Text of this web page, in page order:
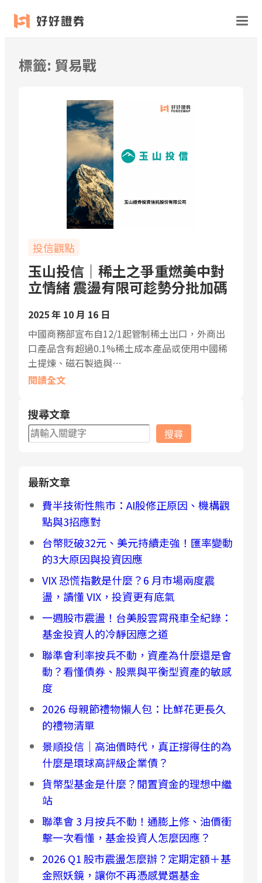
跳
至
標籤: 貿易戰
投信觀點
玉山投信｜稀土之爭重燃美中對
立情緒 震盪有限可趁勢分批加碼
2025 年 10 月 16 日
中國商務部宣布自12/1起管制稀土出口，外商出
口產品含有超過0.1%稀土成本產品或使用中國稀
土提煉、磁石製造與…
閱讀全文
搜尋文章
搜
尋
搜尋
最新文章
費半技術性熊市：AI股修正原因、機構觀
點與3招應對
台幣貶破32元、美元持續走強！匯率變動
的3大原因與投資因應
VIX 恐慌指數是什麼？6 月市場兩度震
盪，讀懂 VIX，投資更有底氣
一週股市震盪！台美股雲霄飛車全紀錄：
基金投資人的冷靜因應之道
聯準會利率按兵不動，資產為什麼還是會
動？看懂債券、股票與平衡型資產的敏感
度
2026 母親節禮物懶人包：比鮮花更長久
的禮物清單
景順投信｜高油價時代，真正撐得住的為
什麼是環球高評級企業債？
貨幣型基金是什麼？閒置資金的理想中繼
站
聯準會 3 月按兵不動！通膨上修、油價衝
擊一次看懂，基金投資人怎麼因應？
2026 Q1 股市震盪怎麼辦？定期定額＋基
金照妖鏡，讓你不再憑感覺選基金